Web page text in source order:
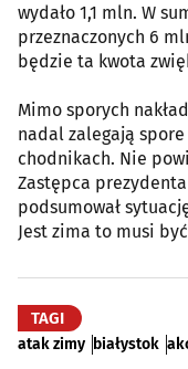
wydało 1,1 mln. W
przeznaczonych 6
będzie ta kwota
Mimo sporych
nadal zalegają spore
chodnikach. Nie
Zastępca
podsumował
Jest zima to musi
TAGI
atak zimy białystok